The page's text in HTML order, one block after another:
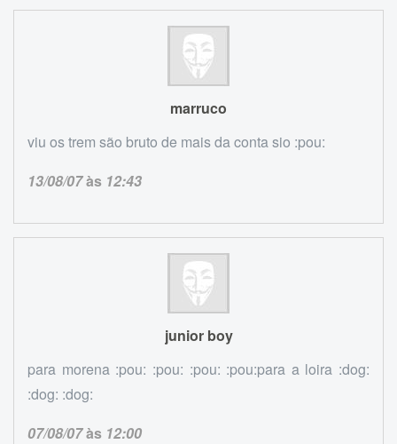
marruco
viu os trem são bruto de mais da conta sio :pou:
13/08/07às 12:43
junior boy
para morena :pou: :pou: :pou: :pou:para a loira :dog:
:dog: :dog:
07/08/07às 12:00